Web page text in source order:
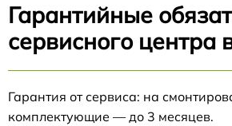
Гарантийные
сервисного центра
Гарантия от сервиса: на
комплектующие — до 3 месяцев.